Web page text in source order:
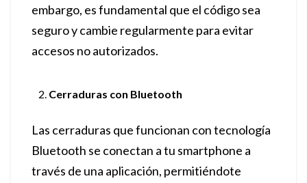
embargo, es fundamental que el código sea
seguro y cambie regularmente para evitar
accesos no autorizados.
Cerraduras con Bluetooth
Las cerraduras que funcionan con tecnología
Bluetooth se conectan a tu smartphone a
través de una aplicación, permitiéndote